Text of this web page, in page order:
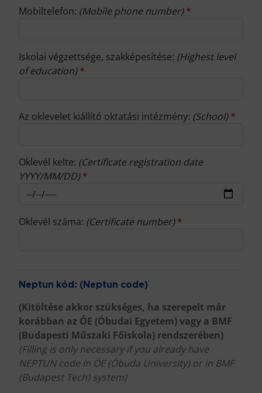
Mobiltelefon: (Mobile phone number)*
Iskolai végzettsége, szakképesítése: (Highest level
of education)*
Az oklevelet kiállító oktatási intézmény: (School)*
Oklevél kelte: (Certificate registration date
YYYY/MM/DD)*
Oklevél száma: (Certificate number)*
Neptun kód: (Neptun code)
(Kitöltése akkor szükséges, ha szerepelt már
korábban az ÓE (Óbudai Egyetem) vagy a BMF
(Budapesti Műszaki Főiskola) rendszerében)
(Filling is only necessary if you already have
NEPTUN code in ÓE (Óbuda University) or in BMF
(Budapest Tech) system)